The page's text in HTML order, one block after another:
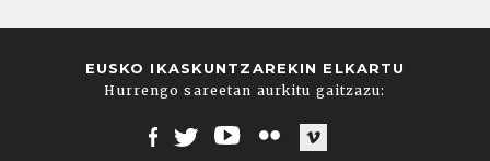
EUSKO IKASKUNTZAREKIN ELKARTU
Hurrengo sareetan aurkitu gaitzazu: